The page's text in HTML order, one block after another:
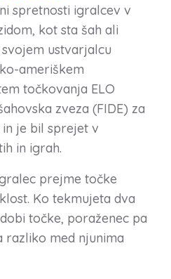
spretnosti igralcev v
kot sta šah ali
ustvarjalcu
ameriškem
točkovanja ELO
zveza (FIDE) za
je bil sprejet v
in igrah.
prejme točke
Ko tekmujeta dva
točke, poraženec pa
razliko med njunima